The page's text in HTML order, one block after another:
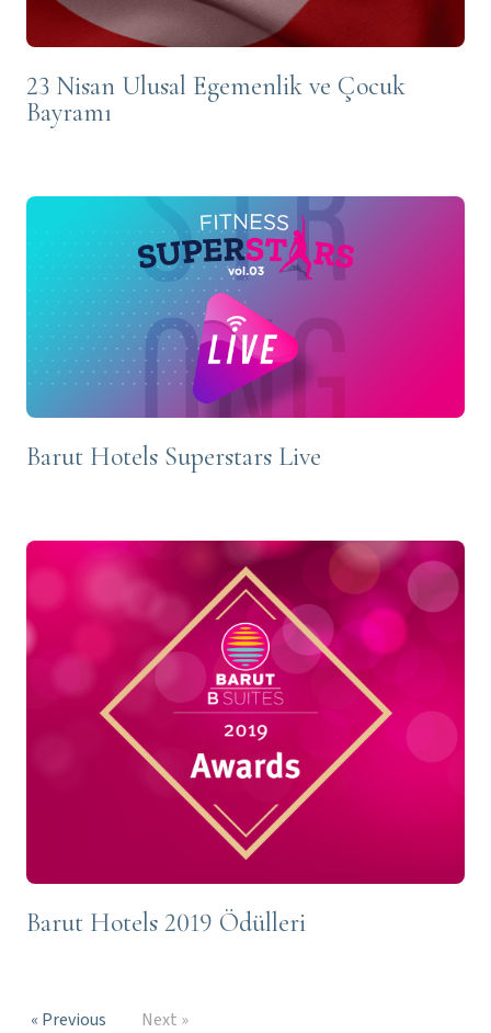
23 Nisan Ulusal Egemenlik ve Çocuk
Bayramı
Barut Hotels Superstars Live
Barut Hotels 2019 Ödülleri
« Previous Next »